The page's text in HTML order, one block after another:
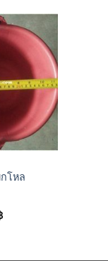
เพิ่มเข้า
รายการ
ที่
ติดตาม
โหล